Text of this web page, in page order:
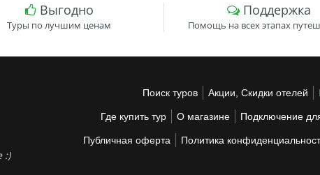
Выгодно
Туры по лучшим ценам
Поддержка
Помощь на всех этапах
:)
Поиск туров Акции, Скидки отелей
Где купить тур О магазине Подключение
Публичная оферта Политика